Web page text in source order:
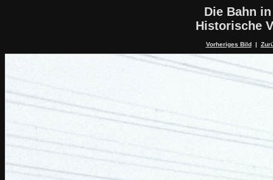
Die Bahn
Historische
Vorheriges Bild